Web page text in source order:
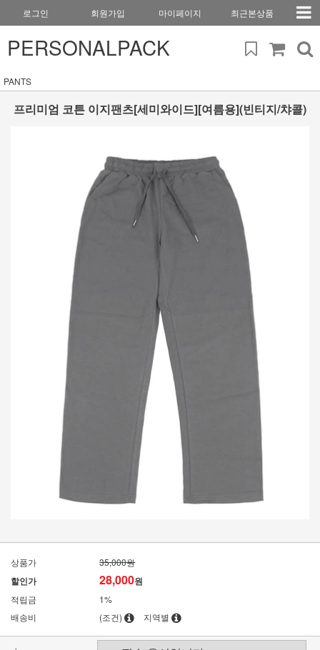
로그인 회원가입 마이페이지 최근본상품
PERSONALPACK
PANTS
프리미엄 코튼 이지팬츠[세미와이드][여름용](빈티지/챠콜)
상품가 35,000원
할인가 28,000원
적립금
1%
배송비
(조건) 지역별